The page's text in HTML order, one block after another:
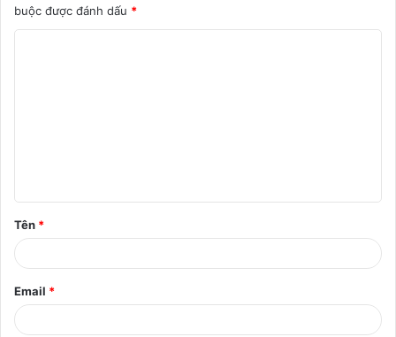
buộc được đánh dấu *
ậ
n
Tên *
Email *